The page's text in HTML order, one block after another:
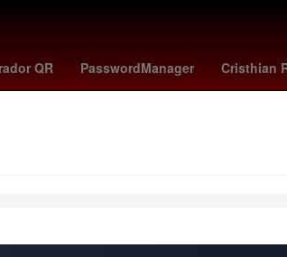
QR PasswordManager Cristhian
de clases 10 de noviembre Ridley Scott